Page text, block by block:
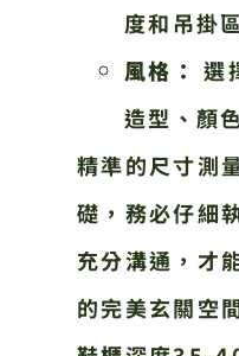
度和吊掛
風格： 選
造型、顏
精準的尺寸測
礎，務必仔細
充分溝通，才
的完美玄關空